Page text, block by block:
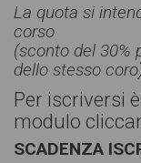
La quota si
corso
(sconto del 30%
dello stesso
Per iscriversi
modulo
SCADENZA